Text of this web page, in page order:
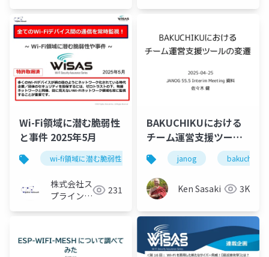
Wi-Fi領域に潜む脆弱性
と事件 2025年5月
wi-fi領域に潜む脆弱性と事件 wi-fi セキュリティ
株式会社ス
プライン・
231
BAKUCHIKUにおける
チーム運営支援ツール
の変遷janog bakuchiku
Ken Sasaki 3K